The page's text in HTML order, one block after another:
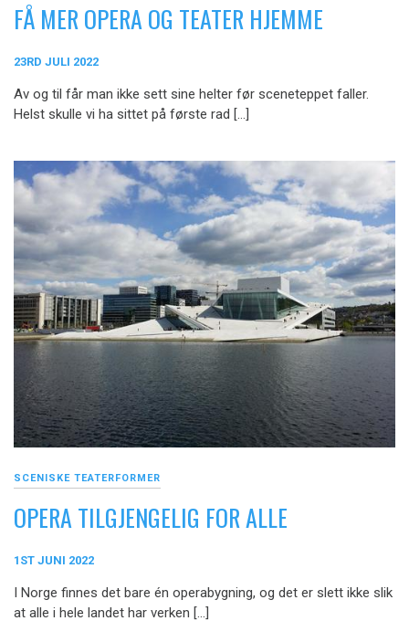
FÅ MER OPERA OG TEATER HJEMME
23RD JULI 2022
Av og til får man ikke sett sine helter før sceneteppet faller.
Helst skulle vi ha sittet på første rad […]
SCENISKE TEATERFORMER
OPERA TILGJENGELIG FOR ALLE
1ST JUNI 2022
I Norge finnes det bare én operabygning, og det er slett ikke slik
at alle i hele landet har verken […]